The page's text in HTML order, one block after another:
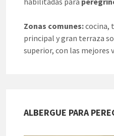
Zonas comunes:cocina,
principal y gran terraza
superior, con las mejores
ALBERGUE PARA